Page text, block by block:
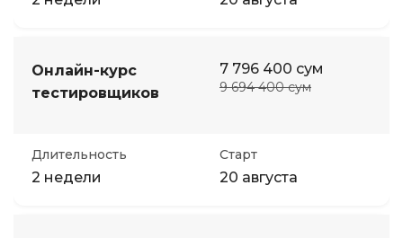
Онлайн-курс
тестировщиков
7 796 400 сум
9 694 400 сум
Длительность
2 недели
Старт
20 августа